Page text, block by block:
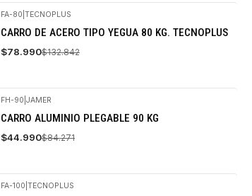
-41%
OFF
FA-80 TECNOPLUS
CARRO DE ACERO TIPO YEGUA 80 KG. TECNOPLUS
$78.990$132.842
-47%
OFF
FH-90 JAMER
CARRO ALUMINIO PLEGABLE 90 KG
$44.990$84.271
FA-100 TECNOPLUS